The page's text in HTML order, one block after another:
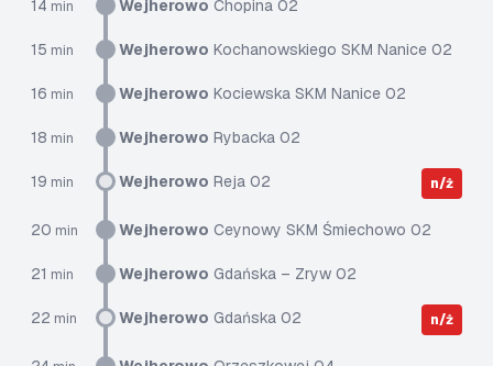
14 min Wejherowo Chopina 02
15 min Wejherowo Kochanowskiego SKM Nanice 02
16 min Wejherowo Kociewska SKM Nanice 02
18 min Wejherowo Rybacka 02
19 min Wejherowo Reja 02 n/ż
20 min Wejherowo Ceynowy SKM Śmiechowo 02
21 min Wejherowo Gdańska – Zryw 02
22 min Wejherowo Gdańska 02 n/ż